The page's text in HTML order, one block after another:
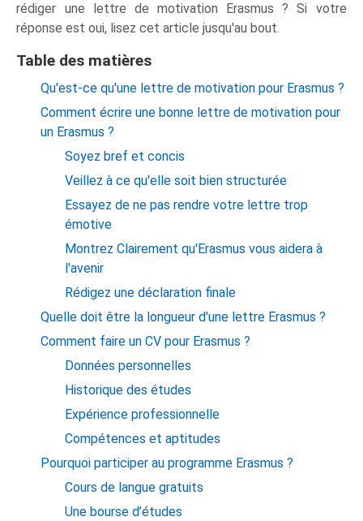
rédiger une lettre de motivation Erasmus ? Si votre
réponse est oui, lisez cet article jusqu'au bout.
Table des matières
Qu'est-ce qu'une lettre de motivation pour Erasmus ?
Comment écrire une bonne lettre de motivation pour
un Erasmus ?
Soyez bref et concis
Veillez à ce qu'elle soit bien structurée
Essayez de ne pas rendre votre lettre trop
émotive
Montrez Clairement qu'Erasmus vous aidera à
l'avenir
Rédigez une déclaration finale
Quelle doit être la longueur d'une lettre Erasmus ?
Comment faire un CV pour Erasmus ?
Données personnelles
Historique des études
Expérience professionnelle
Compétences et aptitudes
Pourquoi participer au programme Erasmus ?
Cours de langue gratuits
Une bourse d’études